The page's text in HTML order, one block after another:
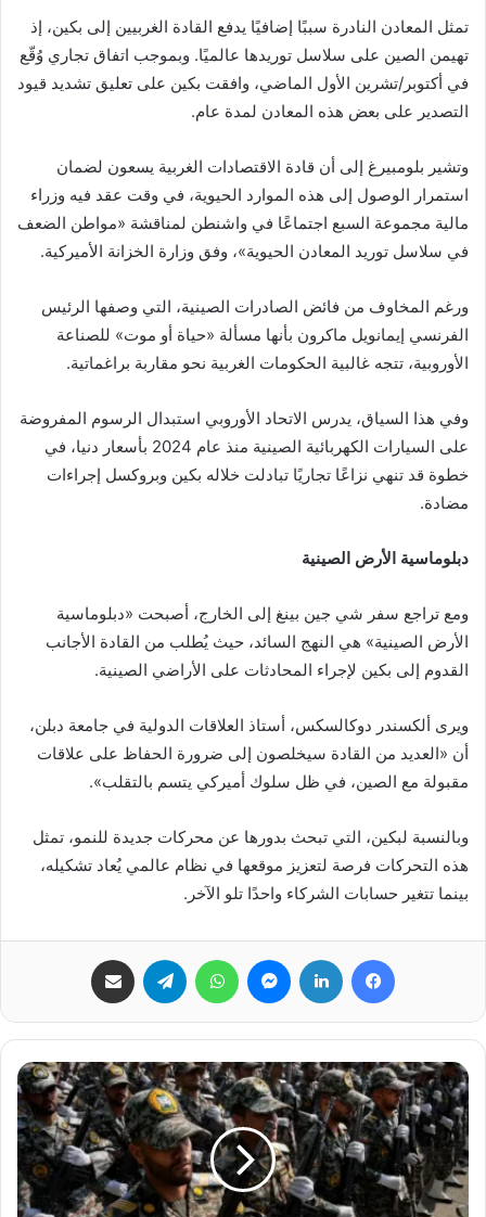
تمثل المعادن النادرة سببًا إضافيًا يدفع القادة الغربيين إلى بكين، إذ
تهيمن الصين على سلاسل توريدها عالميًا. وبموجب اتفاق تجاري وُقّع
في أكتوبر/تشرين الأول الماضي، وافقت بكين على تعليق تشديد قيود
التصدير على بعض هذه المعادن لمدة عام.
وتشير بلومبيرغ إلى أن قادة الاقتصادات الغربية يسعون لضمان
استمرار الوصول إلى هذه الموارد الحيوية، في وقت عقد فيه وزراء
مالية مجموعة السبع اجتماعًا في واشنطن لمناقشة «مواطن الضعف
في سلاسل توريد المعادن الحيوية»، وفق وزارة الخزانة الأميركية.
ورغم المخاوف من فائض الصادرات الصينية، التي وصفها الرئيس
الفرنسي إيمانويل ماكرون بأنها مسألة «حياة أو موت» للصناعة
الأوروبية، تتجه غالبية الحكومات الغربية نحو مقاربة براغماتية.
وفي هذا السياق، يدرس الاتحاد الأوروبي استبدال الرسوم المفروضة
على السيارات الكهربائية الصينية منذ عام 2024 بأسعار دنيا، في
خطوة قد تنهي نزاعًا تجاريًا تبادلت خلاله بكين وبروكسل إجراءات
مضادة.
دبلوماسية الأرض الصينية
ومع تراجع سفر شي جين بينغ إلى الخارج، أصبحت «دبلوماسية
الأرض الصينية» هي النهج السائد، حيث يُطلب من القادة الأجانب
القدوم إلى بكين لإجراء المحادثات على الأراضي الصينية.
ويرى ألكسندر دوكالسكس، أستاذ العلاقات الدولية في جامعة دبلن،
أن «العديد من القادة سيخلصون إلى ضرورة الحفاظ على علاقات
مقبولة مع الصين، في ظل سلوك أميركي يتسم بالتقلب».
وبالنسبة لبكين، التي تبحث بدورها عن محركات جديدة للنمو، تمثل
هذه التحركات فرصة لتعزيز موقعها في نظام عالمي يُعاد تشكيله،
بينما تتغير حسابات الشركاء واحدًا تلو الآخر.
فيسبوك لينكدإن ماسنجر واتساب تيلقرام